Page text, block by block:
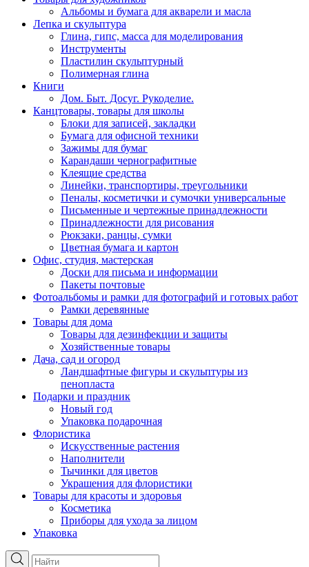
Альбомы и бумага для акварели и масла
Лепка и скульптура
Глина, гипс, масса для моделирования
Инструменты
Пластилин скульптурный
Полимерная глина
Книги
Дом. Быт. Досуг. Рукоделие.
Канцтовары, товары для школы
Блоки для записей, закладки
Бумага для офисной техники
Зажимы для бумаг
Карандаши чернографитные
Клеящие средства
Линейки, транспортиры, треугольники
Пеналы, косметички и сумочки универсальные
Письменные и чертежные принадлежности
Принадлежности для рисования
Рюкзаки, ранцы, сумки
Цветная бумага и картон
Офис, студия, мастерская
Доски для письма и информации
Пакеты почтовые
Фотоальбомы и рамки для фотографий и готовых работ
Рамки деревянные
Товары для дома
Товары для дезинфекции и защиты
Хозяйственные товары
Дача, сад и огород
Ландшафтные фигуры и скульптуры из
пенопласта
Подарки и праздник
Новый год
Упаковка подарочная
Флористика
Искусственные растения
Наполнители
Тычинки для цветов
Украшения для флористики
Товары для красоты и здоровья
Косметика
Приборы для ухода за лицом
Упаковка